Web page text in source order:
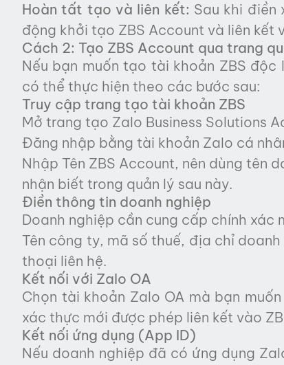
Hoàn tất tạo và liên kết: Sau khi điền
động khởi tạo ZBS Account và liên kết
Cách 2: Tạo ZBS Account qua trang
Nếu bạn muốn tạo tài khoản ZBS
có thể thực hiện theo các bước sau:
Truy cập trang tạo tài khoản ZBS
Mở trang tạo Zalo Business Solutions
Đăng nhập bằng tài khoản Zalo cá
Nhập Tên ZBS Account, nên dùng tên
nhận biết trong quản lý sau này.
Điền thông tin doanh nghiệp
Doanh nghiệp cần cung cấp chính xác
Tên công ty, mã số thuế, địa chỉ
thoại liên hệ.
Kết nối với Zalo OA
Chọn tài khoản Zalo OA mà bạn
xác thực mới được phép liên kết vào
Kết nối ứng dụng (App ID)
Nếu doanh nghiệp đã có ứng dụng